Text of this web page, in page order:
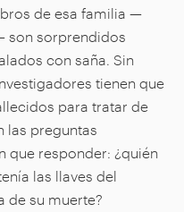
de esa familia —
son sorprendidos
con saña. Sin
tienen que
para tratar de
las preguntas
que responder: ¿quién
las llaves del
de su muerte?